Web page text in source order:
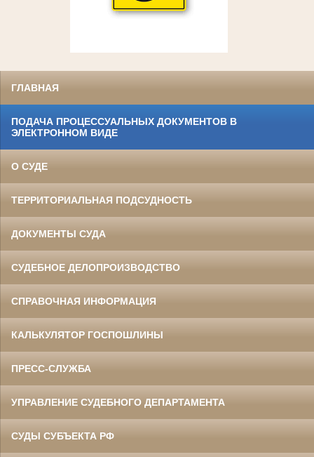
ГЛАВНАЯ
ПОДАЧА ПРОЦЕССУАЛЬНЫХ ДОКУМЕНТОВ В
ЭЛЕКТРОННОМ ВИДЕ
О СУДЕ
ТЕРРИТОРИАЛЬНАЯ ПОДСУДНОСТЬ
ДОКУМЕНТЫ СУДА
СУДЕБНОЕ ДЕЛОПРОИЗВОДСТВО
СПРАВОЧНАЯ ИНФОРМАЦИЯ
КАЛЬКУЛЯТОР ГОСПОШЛИНЫ
ПРЕСС-СЛУЖБА
УПРАВЛЕНИЕ СУДЕБНОГО ДЕПАРТАМЕНТА
СУДЫ СУБЪЕКТА РФ